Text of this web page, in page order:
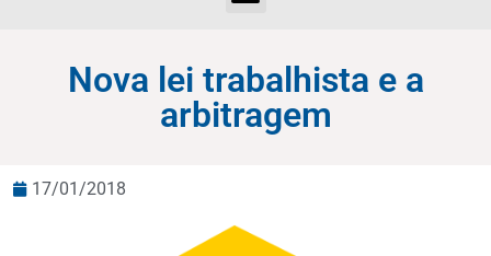
Nova lei trabalhista e a
arbitragem
17/01/2018